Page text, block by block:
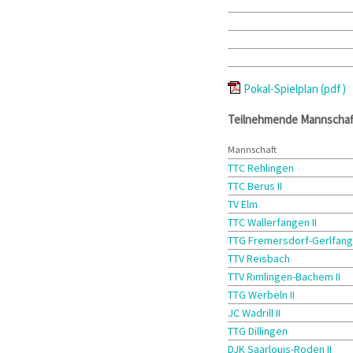
Pokal-Spielplan (pdf)
Teilnehmende
Mannschaft
TTC Rehlingen
TTC Berus II
TV Elm
TTC Wallerfangen II
TTG Fremersdorf-
TTV Reisbach
TTV Rimlingen-Bachem II
TTG Werbeln II
JC Wadrill II
TTG Dillingen
DJK Saarlouis-Roden II